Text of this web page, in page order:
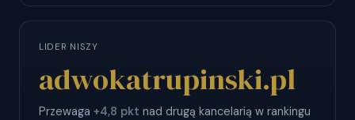
LIDER NISZY
adwokatrupinski.pl
Przewaga +4,8 pkt nad drugą kancelarią w rankingu